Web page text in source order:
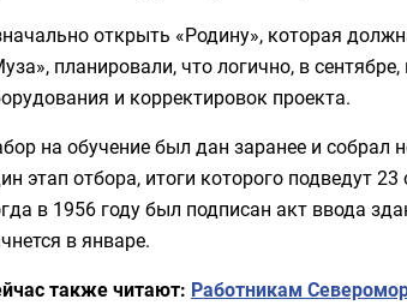
открыть «Родину», которая
планировали, что логично, в
и корректировок проекта.
на обучение был дан заранее и собрал
этап отбора, итоги которого подведут
в 1956 году был подписан акт ввода
в январе.
также читают: Работникам